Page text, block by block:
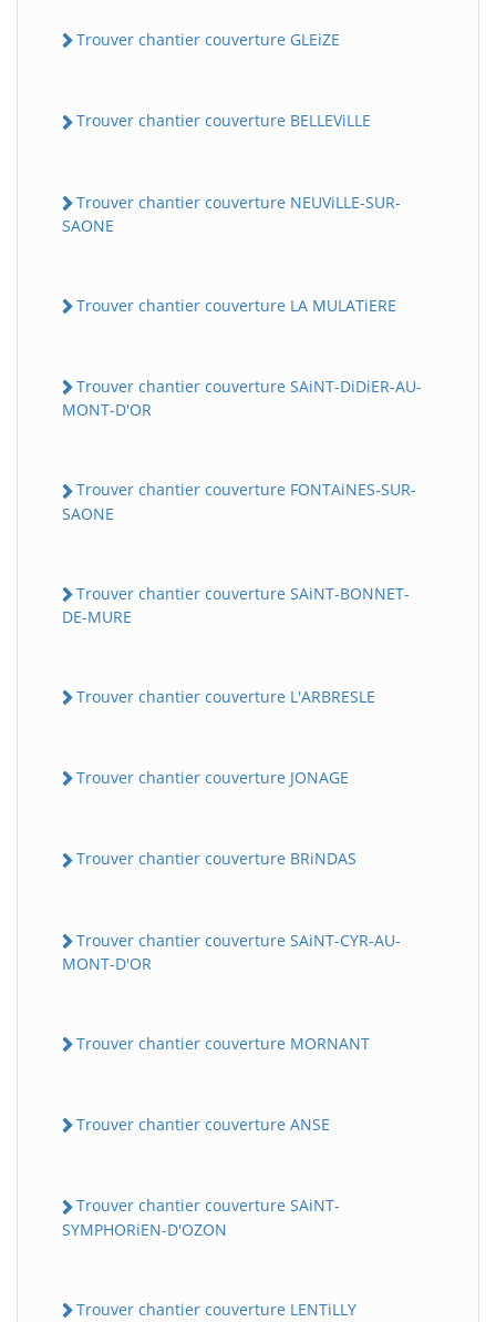
Trouver chantier couverture GLEiZE
Trouver chantier couverture BELLEViLLE
Trouver chantier couverture NEUViLLE-SUR-
SAONE
Trouver chantier couverture LA MULATiERE
Trouver chantier couverture SAiNT-DiDiER-AU-
MONT-D'OR
Trouver chantier couverture FONTAiNES-SUR-
SAONE
Trouver chantier couverture SAiNT-BONNET-
DE-MURE
Trouver chantier couverture L'ARBRESLE
Trouver chantier couverture JONAGE
Trouver chantier couverture BRiNDAS
Trouver chantier couverture SAiNT-CYR-AU-
MONT-D'OR
Trouver chantier couverture MORNANT
Trouver chantier couverture ANSE
Trouver chantier couverture SAiNT-
SYMPHORiEN-D'OZON
Trouver chantier couverture LENTiLLY